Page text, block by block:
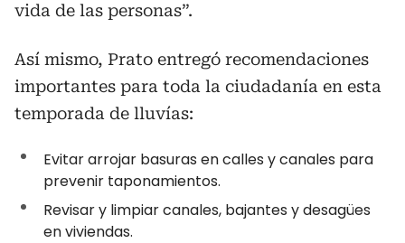
vida de las personas”.
Así mismo, Prato entregó recomendaciones
importantes para toda la ciudadanía en esta
temporada de lluvías:
Evitar arrojar basuras en calles y canales para
prevenir taponamientos.
Revisar y limpiar canales, bajantes y desagües
en viviendas.